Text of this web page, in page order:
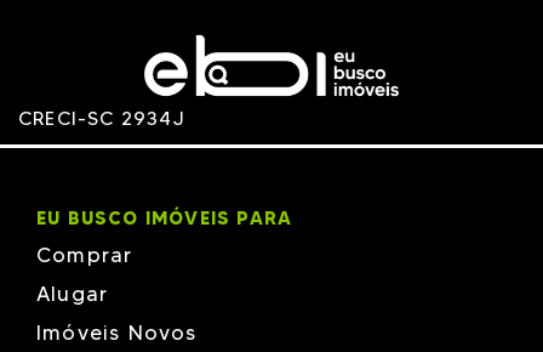
CRECI-SC 2934J
EU BUSCO IMÓVEIS PARA
Comprar
Alugar
Imóveis Novos